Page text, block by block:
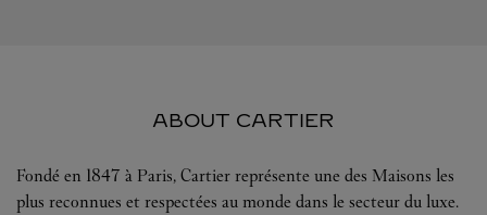
ABOUT CARTIER
Fondé en 1847 à Paris, Cartier représente une des Maisons les
plus reconnues et respectées au monde dans le secteur du luxe.